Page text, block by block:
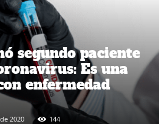
segundo paciente
Es una
enfermedad
2020 144